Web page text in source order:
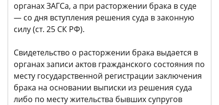
органах ЗАГСа, а при расторжении брака в суде
— со дня вступления решения суда в законную
силу (ст. 25 СК РФ).
Свидетельство о расторжении брака выдается в
органах записи актов гражданского состояния по
месту государственной регистрации заключения
брака на основании выписки из решения суда
либо по месту жительства бывших супругов